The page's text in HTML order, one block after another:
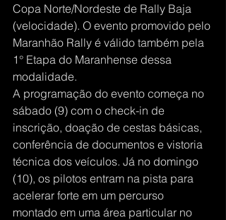
Copa Norte/Nordeste de Rally Baja
(velocidade). O evento promovido pelo
Maranhão Rally é válido também pela
1° Etapa do Maranhense dessa
modalidade.
A programação do evento começa no
sábado (9) com o check-in de
inscrição, doação de cestas básicas,
conferência de documentos e vistoria
técnica dos veículos. Já no domingo
(10), os pilotos entram na pista para
acelerar forte em um percurso
montado em uma área particular no